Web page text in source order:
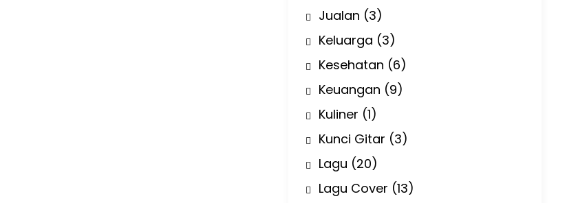
Jualan (3)
Keluarga (3)
Kesehatan (6)
Keuangan (9)
Kuliner (1)
Kunci Gitar (3)
Lagu (20)
Lagu Cover (13)